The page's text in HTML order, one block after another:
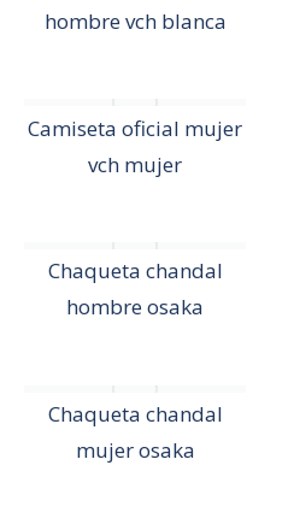
hombre vch blanca
Camiseta oficial mujer
vch mujer
Chaqueta chandal
hombre osaka
Chaqueta chandal
mujer osaka